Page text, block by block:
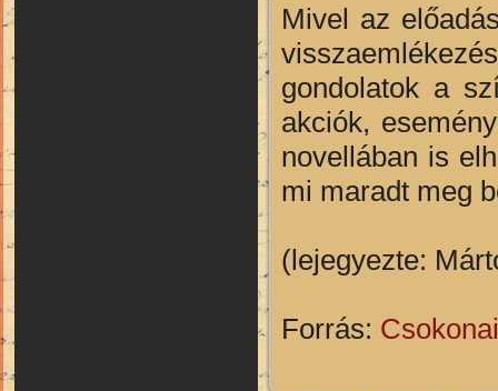
Mivel az
gondolatok a
akciók,
novellában is
mi maradt meg
(lejegyezte:
Forrás: